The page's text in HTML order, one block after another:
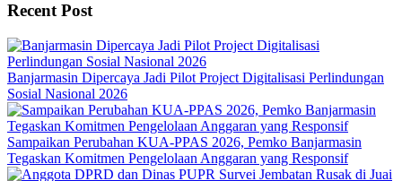
Recent Post
Banjarmasin Dipercaya Jadi Pilot Project Digitalisasi Perlindungan
Sosial Nasional 2026
Sampaikan Perubahan KUA-PPAS 2026, Pemko Banjarmasin
Tegaskan Komitmen Pengelolaan Anggaran yang Responsif